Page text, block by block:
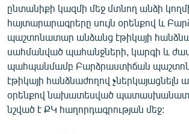
«Ազատության» բոլոր կայքերը
ընտանիքի կազմի մեջ մտնող անձի
հայտարարագրերը սույն օրենքով և
պաշտոնատար անձանց էթիկայի
սահմանված պահանջների, կարգի և
պահպանմամբ Բարձրաստիճան
էթիկայի հանձնաժողով չներկայացնելն
օրենքով նախատեսված
նշված է ՔԿ հաղորդագրության մեջ: